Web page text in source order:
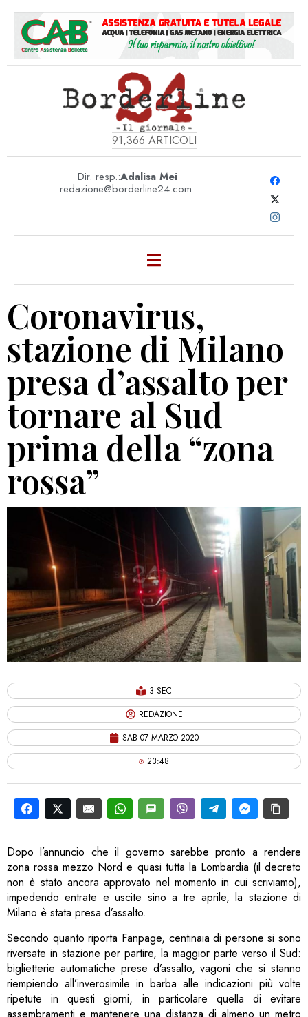
91,366 ARTICOLI
Dir. resp.:Adalisa Mei
redazione@borderline24.com
Coronavirus,
stazione di Milano
presa d’assalto per
tornare al Sud
prima della “zona
rossa”
3 SEC
REDAZIONE
SAB 07 MARZO 2020
23:48
Dopo l’annuncio che il governo sarebbe pronto a rendere
zona rossa mezzo Nord e quasi tutta la Lombardia (il decreto
non è stato ancora approvato nel momento in cui scriviamo),
impedendo entrate e uscite sino a tre aprile, la stazione di
Milano è stata presa d’assalto.
Secondo quanto riporta Fanpage, centinaia di persone si sono
riversate in stazione per partire, la maggior parte verso il Sud:
biglietterie automatiche prese d’assalto, vagoni che si stanno
riempiendo all’inverosimile in barba alle indicazioni più volte
ripetute in questi giorni, in particolare quella di evitare
assembramenti e mantenere una distanza di almeno un metro